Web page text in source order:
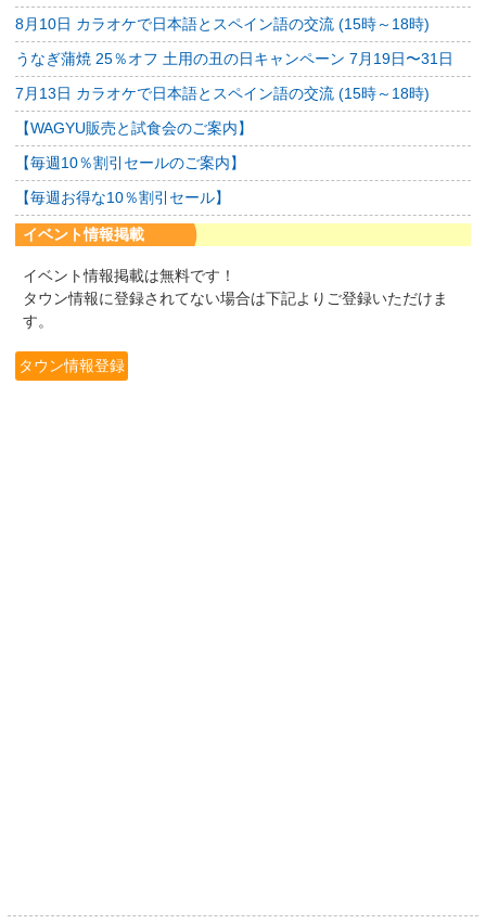
8月10日 カラオケで日本語とスペイン語の交流 (15時～18時)
うなぎ蒲焼 25％オフ 土用の丑の日キャンペーン 7月19日〜31日
7月13日 カラオケで日本語とスペイン語の交流 (15時～18時)
【WAGYU販売と試食会のご案内】
【毎週10％割引セールのご案内】
【毎週お得な10％割引セール】
イベント情報掲載
イベント情報掲載は無料です！
タウン情報に登録されてない場合は下記よりご登録いただけま
す。
タウン情報登録